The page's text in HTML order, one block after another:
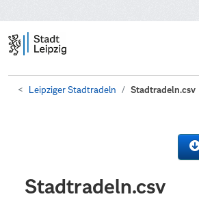
Leipziger Stadtradeln Stadtradeln.csv
Stadtradeln.csv